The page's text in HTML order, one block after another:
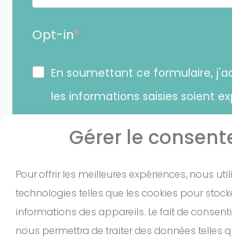
Gérer le
Pour offrir les meilleures expériences, nous
technologies telles que les cookies pour
informations des appareils. Le fait de
nous permettra de traiter des données telles
Opt-in
En soumettant ce formulaire,
les informations saisies soient
sur le lien présent dans nos emails.
S'INSCRIRE